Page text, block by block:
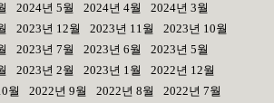
2024년 5월 2024년 4월
2024년 3월
2023년 12월 2023년 11월
2023년 10월
2023년 7월 2023년 6월
2023년 5월
2023년 2월 2023년 1월
2022년 12월
월 2022년 9월 2022년 8월
2022년 7월